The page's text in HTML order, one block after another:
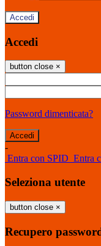
Accedi
Accedi
button close ×
Password dimenticata?
-
Entra con SPID Entra
Seleziona utente
button close ×
Recupero